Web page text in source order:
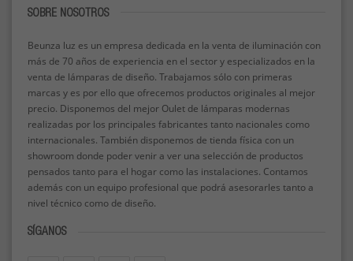
SOBRE NOSOTROS
Beunza luz es un empresa dedicada en la venta de iluminación con
más de 70 años de experiencia en el sector y especializados en la
venta de lámparas de diseño. Trabajamos sólo con primeras
marcas y es por ello que ofrecemos productos originales al mejor
precio. Disponemos del mejor Oulet de lámparas modernas
realizadas por los principales fabricantes tanto nacionales como
internacionales. También disponemos de tienda física con un
showroom donde poder venir a ver una selección de productos
pensados tanto para el hogar como las instalaciones. Contamos
además con un equipo profesional que podrá asesorarles tanto a
nivel técnico como de diseño.
SÍGANOS